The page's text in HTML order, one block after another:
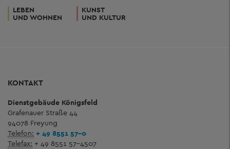
LEBEN
UND WOHNEN
KUNST
UND KULTUR
KONTAKT
Dienstgebäude Königsfeld
Grafenauer Straße 44
94078 Freyung
Telefon: + 49 8551 57-0
Telefax: + 49 8551 57-4507